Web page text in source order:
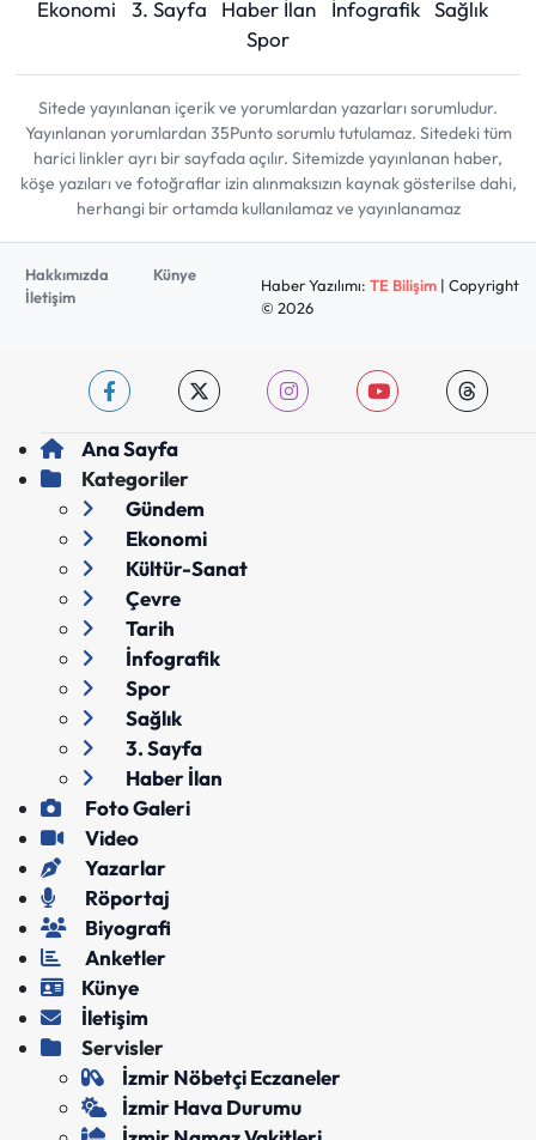
Ekonomi
3. Sayfa Haber İlan İnfografik Sağlık
Spor
Sitede yayınlanan içerik ve yorumlardan yazarları sorumludur.
Yayınlanan yorumlardan 35Punto sorumlu tutulamaz. Sitedeki tüm
harici linkler ayrı bir sayfada açılır. Sitemizde yayınlanan haber,
köşe yazıları ve fotoğraflar izin alınmaksızın kaynak gösterilse dahi,
herhangi bir ortamda kullanılamaz ve yayınlanamaz
Hakkımızda
Künye
İletişim
Haber Yazılımı: TE Bilişim| Copyright
© 2026
Ana Sayfa
Kategoriler
Gündem
Ekonomi
Kültür-Sanat
Çevre
Tarih
İnfografik
Spor
Sağlık
3. Sayfa
Haber İlan
Foto Galeri
Video
Yazarlar
Röportaj
Biyografi
Anketler
Künye
İletişim
Servisler
İzmir Nöbetçi Eczaneler
İzmir Hava Durumu